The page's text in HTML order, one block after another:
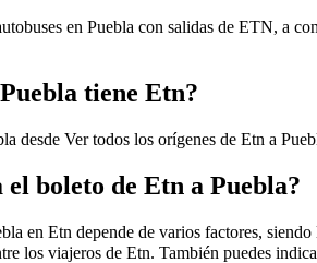
en Puebla con salidas de ETN, a
tiene Etn?
desde Ver todos los orígenes de Etn a
el boleto de Etn a Puebla?
en Etn depende de varios factores,
los viajeros de Etn. También puedes